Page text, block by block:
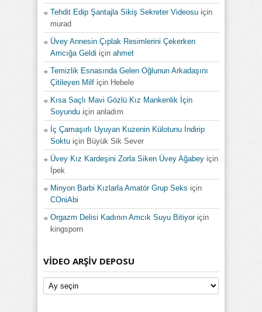
Tehdit Edip Şantajla Sikiş Sekreter Videosu için
murad
Üvey Annesin Çıplak Resimlerini Çekerken
Amcığa Geldi için ahmet
Temizlik Esnasında Gelen Oğlunun Arkadaşını
Çitileyen Milf için Hebele
Kısa Saçlı Mavi Gözlü Kız Mankenlik İçin
Soyundu için anladım
İç Çamaşırlı Uyuyan Kuzenin Külotunu İndirip
Soktu için Büyük Sik Sever
Üvey Kız Kardeşini Zorla Siken Üvey Ağabey için
İpek
Minyon Barbi Kızlarla Amatör Grup Seks için
COniAbi
Orgazm Delisi Kadının Amcık Suyu Bitiyoriçin
kingsporn
VIDEO ARŞIV DEPOSU
Video
Arşiv